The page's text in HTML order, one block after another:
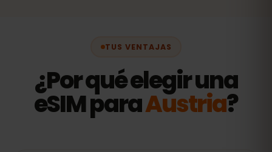
TUS VENTAJAS
¿Por qué elegir una
eSIM paraAustria?